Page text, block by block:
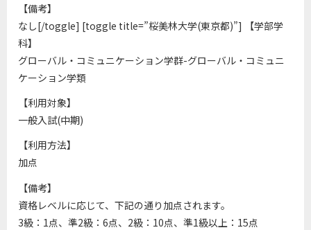
【備考】
なし[/toggle] [toggle title=”桜美林大学(東京都)”] 【学部学
科】
グローバル・コミュニケーション学群-グローバル・コミュニ
ケーション学類
【利用対象】
一般入試(中期)
【利用方法】
加点
【備考】
資格レベルに応じて、下記の通り加点されます。
3級：1点、準2級：6点、2級：10点、準1級以上：15点